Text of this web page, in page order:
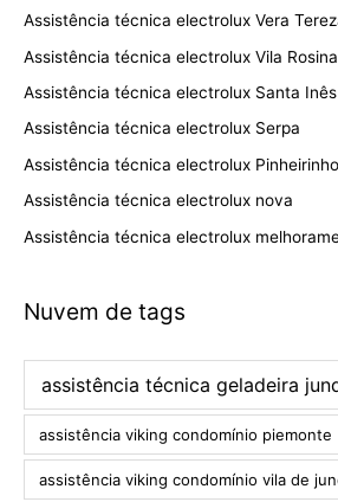
Assistência técnica electrolux Vera
Assistência técnica electrolux Vila Rosina
Assistência técnica electrolux Santa Inês
Assistência técnica electrolux Serpa
Assistência técnica electrolux Pinheirinho
Assistência técnica electrolux nova
Assistência técnica electrolux
Nuvem de tags
assistência técnica geladeira
assistência viking condomínio piemonte
assistência viking condomínio vila de